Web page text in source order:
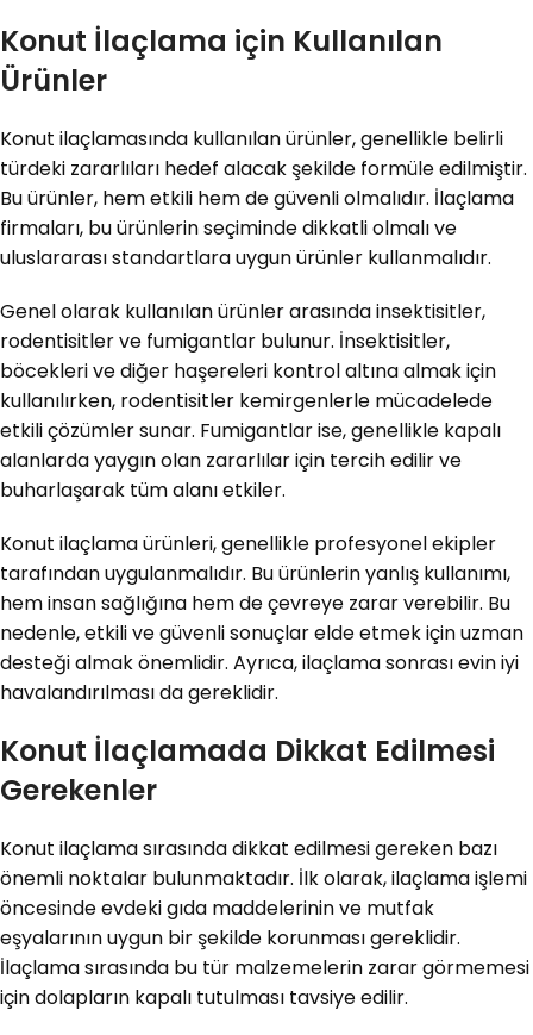
Konut İlaçlama için Kullanılan
Ürünler
Konut ilaçlamasında kullanılan ürünler, genellikle belirli
türdeki zararlıları hedef alacak şekilde formüle edilmiştir.
Bu ürünler, hem etkili hem de güvenli olmalıdır. İlaçlama
firmaları, bu ürünlerin seçiminde dikkatli olmalı ve
uluslararası standartlara uygun ürünler kullanmalıdır.
Genel olarak kullanılan ürünler arasında insektisitler,
rodentisitler ve fumigantlar bulunur. İnsektisitler,
böcekleri ve diğer haşereleri kontrol altına almak için
kullanılırken, rodentisitler kemirgenlerle mücadelede
etkili çözümler sunar. Fumigantlar ise, genellikle kapalı
alanlarda yaygın olan zararlılar için tercih edilir ve
buharlaşarak tüm alanı etkiler.
Konut ilaçlama ürünleri, genellikle profesyonel ekipler
tarafından uygulanmalıdır. Bu ürünlerin yanlış kullanımı,
hem insan sağlığına hem de çevreye zarar verebilir. Bu
nedenle, etkili ve güvenli sonuçlar elde etmek için uzman
desteği almak önemlidir. Ayrıca, ilaçlama sonrası evin iyi
havalandırılması da gereklidir.
Konut İlaçlamada Dikkat Edilmesi
Gerekenler
Konut ilaçlama sırasında dikkat edilmesi gereken bazı
önemli noktalar bulunmaktadır. İlk olarak, ilaçlama işlemi
öncesinde evdeki gıda maddelerinin ve mutfak
eşyalarının uygun bir şekilde korunması gereklidir.
İlaçlama sırasında bu tür malzemelerin zarar görmemesi
için dolapların kapalı tutulması tavsiye edilir.